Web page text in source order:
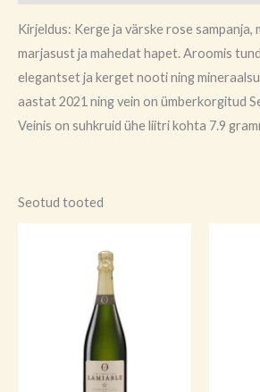
Kirjeldus: Kerge ja värske rose sampanja,
marjasust ja mahedat hapet. Aroomis
elegantset ja kerget nooti ning
aastat 2021 ning vein on ümberkorgitud
Veinis on suhkruid ühe liitri kohta 7.9
Seotud tooted